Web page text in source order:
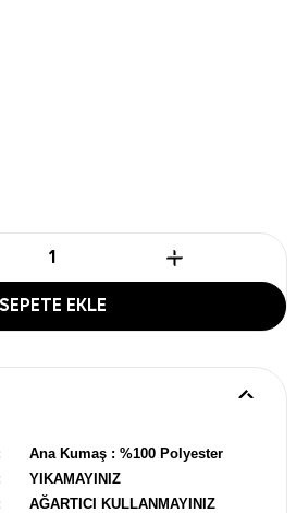
SEPETE EKLE
Ana Kumaş : %100 Polyester
YIKAMAYINIZ
AĞARTICI KULLANMAYINIZ